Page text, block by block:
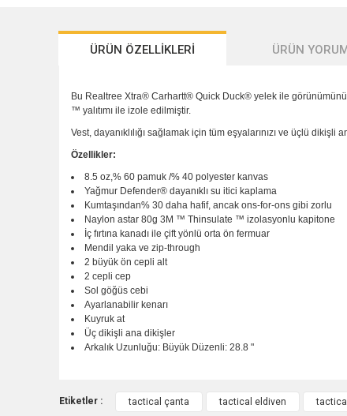
ÜRÜN ÖZELLİKLERİ ÜRÜN
Bu Realtree Xtra® Carhartt® Quick Duck® yelek ile
™ yalıtımı ile izole edilmiştir.
Vest, dayanıklılığı sağlamak için tüm eşyalarınızı ve üçlü
Özellikler:
8.5 oz,% 60 pamuk /% 40 polyester kanvas
Yağmur Defender® dayanıklı su itici kaplama
Kumtaşından% 30 daha hafif, ancak ons-for-ons gibi zorlu
Naylon astar 80g 3M ™ Thinsulate ™ izolasyonlu kapitone
İç fırtına kanadı ile çift yönlü orta ön fermuar
Mendil yaka ve zip-through
2 büyük ön cepli alt
2 cepli cep
Sol göğüs cebi
Ayarlanabilir kenarı
Kuyruk at
Üç dikişli ana dikişler
Arkalık Uzunluğu: Büyük Düzenli: 28.8 "
Etiketler : tactical çanta tactical eldiven